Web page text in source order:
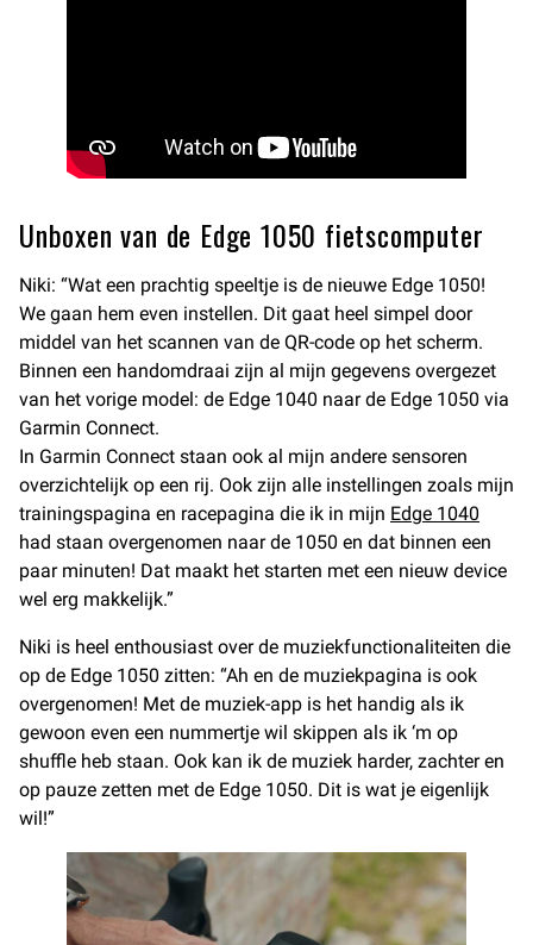
Unboxen van de Edge 1050 fietscomputer
Niki: “Wat een prachtig speeltje is de nieuwe Edge 1050!
We gaan hem even instellen. Dit gaat heel simpel door
middel van het scannen van de QR-code op het scherm.
Binnen een handomdraai zijn al mijn gegevens overgezet
van het vorige model: de Edge 1040 naar de Edge 1050 via
Garmin Connect.
In Garmin Connect staan ook al mijn andere sensoren
overzichtelijk op een rij. Ook zijn alle instellingen zoals mijn
trainingspagina en racepagina die ik in mijn Edge 1040
had staan overgenomen naar de 1050 en dat binnen een
paar minuten! Dat maakt het starten met een nieuw device
wel erg makkelijk.”
Niki is heel enthousiast over de muziekfunctionaliteiten die
op de Edge 1050 zitten: “Ah en de muziekpagina is ook
overgenomen! Met de muziek-app is het handig als ik
gewoon even een nummertje wil skippen als ik ‘m op
shuffle heb staan. Ook kan ik de muziek harder, zachter en
op pauze zetten met de Edge 1050. Dit is wat je eigenlijk
wil!”